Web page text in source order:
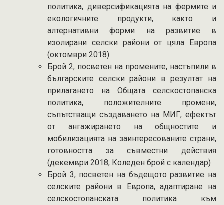
политика, диверсификацията на фермите и
екологичните продукти, както и
алтернативни форми на развитие в
изолирани селски райони от цяла Европа
(октомври 2018)
Брой 2, посветен на промените, настъпили в
българските селски райони в резултат на
прилагането на Общата селскостопанска
политика, положителните промени,
съпътстващи създаването на МИГ, ефектът
от ангажирането на oбщностите и
мобилизацията на заинтересованите страни,
готовността за съвместни действия
(декември 2018, Коледен брой с календар)
Брой 3, посветен на бъдещото развитие на
селските райони в Европа, адаптиране на
селскостопанската политика към